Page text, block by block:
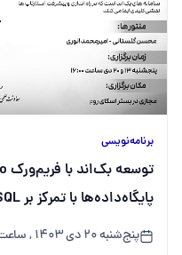
برنامه‌نویسی
پایگاه‌داده‌ها با تمرکز بر PostgreSQL
پنج‌شنبه ۲۰ دی ۱۴۰۳ , ساعت ۱۶:۰۰